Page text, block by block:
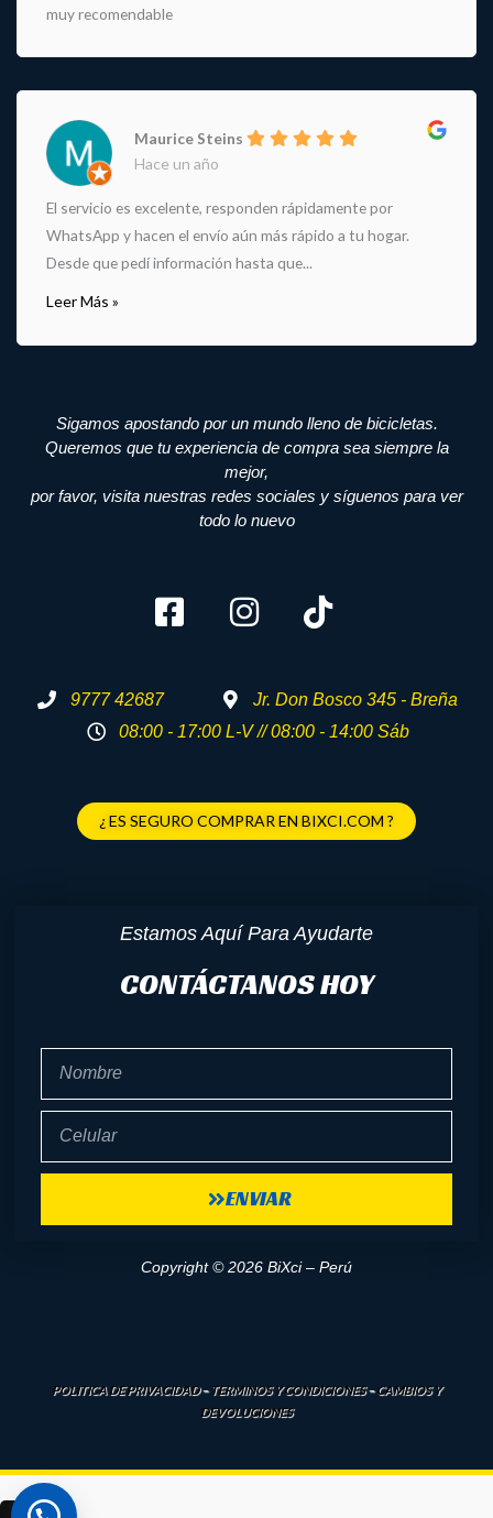
muy recomendable
Maurice Steins
Hace un año
El servicio es excelente, responden rápidamente por
WhatsApp y hacen el envío aún más rápido a tu hogar.
Desde que pedí información hasta que...
Leer Más »
Sigamos apostando por un mundo lleno de bicicletas.
Queremos que tu experiencia de compra sea siempre la
mejor,
por favor, visita nuestras redes sociales y síguenos para ver
todo lo nuevo
9777 42687
Jr. Don Bosco 345 - Breña
08:00 - 17:00 L-V // 08:00 - 14:00 Sáb
¿ ES SEGURO COMPRAR EN BIXCI.COM ?
Estamos Aquí Para Ayudarte
CONTÁCTANOS HOY
ENVIAR
Copyright © 2026 BiXci – Perú
POLITICA DE PRIVACIDAD–TERMINOS Y CONDICIONES–CAMBIOS Y
DEVOLUCIONES